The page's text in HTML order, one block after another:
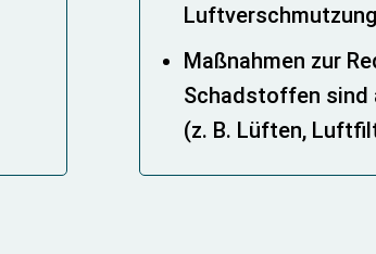
Maßnahmen zur
Schadstoffen sind
(z. B. Lüften,